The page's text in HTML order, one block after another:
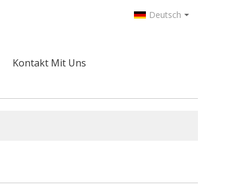
Deutsch
Kontakt Mit Uns